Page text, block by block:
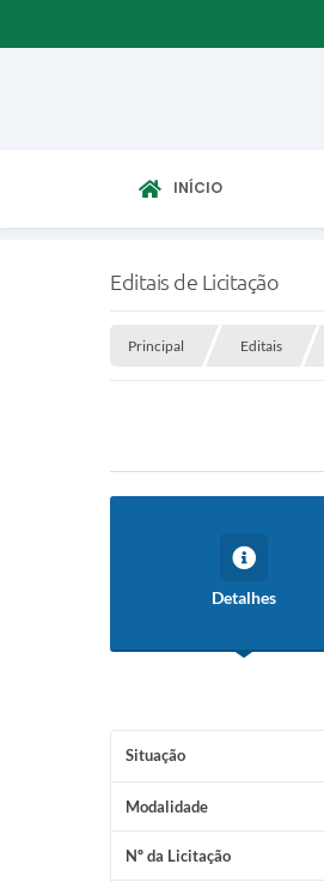
INÍCIO
Editais de Licitação
Principal Editais
Detalhes
Situação
Modalidade
Nº da Licitação